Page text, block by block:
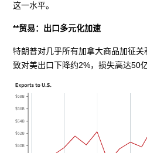
这一水平。
**贸易：出口多元化加速
特朗普对几乎所有加拿大商品加征
致对美出口下降约2%，损失高达50亿